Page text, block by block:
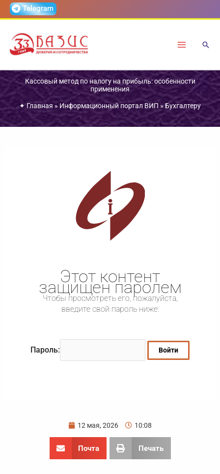
ПерейтиTelegram
Кассовый метод по налогу на прибыль: особенности
применения
✦ Главная » Информационный портал ВИП »Бухгалтеру
Этот контент
защищен паролем
Чтобы просмотреть его, пожалуйста,
введите свой пароль ниже:
Пароль:
12 мая, 2026 10:08
Почта Печать